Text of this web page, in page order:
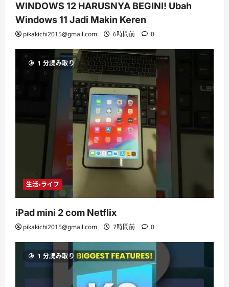
WINDOWS 12 HARUSNYA BEGINI! Ubah
Windows 11 Jadi Makin Keren
pikakichi2015@gmail.com 6時間前 0
1 分読み取り
生活・ライフ
iPad mini 2 com Netflix
pikakichi2015@gmail.com 7時間前 0
1 分読み取り